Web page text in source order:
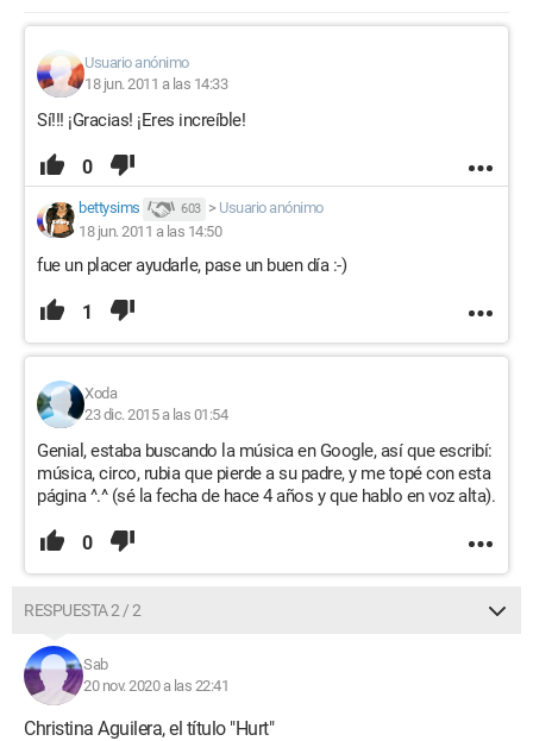
Usuario anónimo
18 jun. 2011 a las 14:33
Sí!!! ¡Gracias! ¡Eres increíble!
0
bettysims 603 > Usuario anónimo
18 jun. 2011 a las 14:50
fue un placer ayudarle, pase un buen día :-)
1
Xoda
23 dic. 2015 a las 01:54
Genial, estaba buscando la música en Google, así que escribí:
música, circo, rubia que pierde a su padre, y me topé con esta
página ^.^ (sé la fecha de hace 4 años y que hablo en voz alta).
0
RESPUESTA 2 / 2
Sab
20 nov. 2020 a las 22:41
Christina Aguilera, el título "Hurt"